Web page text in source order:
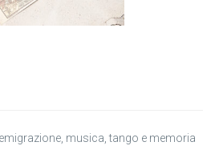
musica, tango e memoria